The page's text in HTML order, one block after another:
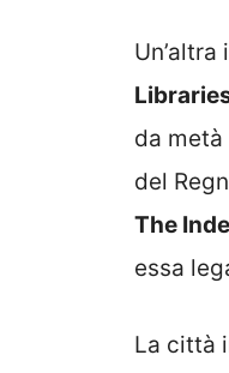
da metà
del
The
essa
La città